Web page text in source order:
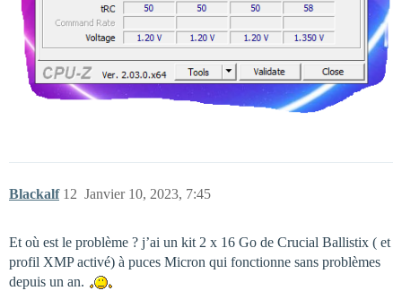
Blackalf Janvier 10, 2023, 7:45
12
Et où est le problème ? j’ai un kit 2 x 16 Go de Crucial Ballistix ( et
profil XMP activé) à puces Micron qui fonctionne sans problèmes
depuis un an.